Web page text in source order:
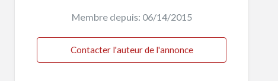
Membre depuis: 06/14/2015
Contacter l'auteur de l'annonce